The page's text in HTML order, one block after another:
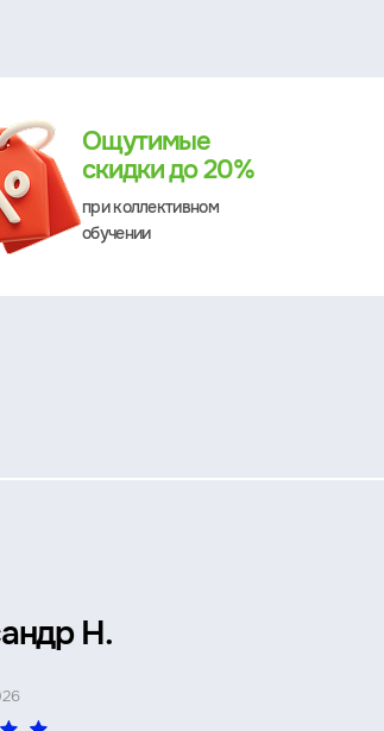
Ощутимые
скидки до 20%
при коллективном
обучении
Н.